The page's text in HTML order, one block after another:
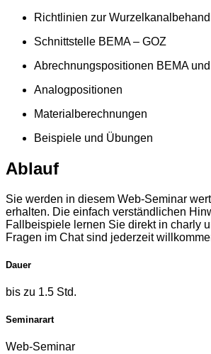
Richtlinien zur
Schnittstelle BEMA – GOZ
Abrechnungspositionen BEMA
Analogpositionen
Materialberechnungen
Beispiele und Übungen
Ablauf
Sie werden in diesem Web-Seminar
erhalten. Die einfach verständlichen
Fallbeispiele lernen Sie direkt in charly
Fragen im Chat sind jederzeit
Dauer
bis zu 1.5 Std.
Seminarart
Web-Seminar